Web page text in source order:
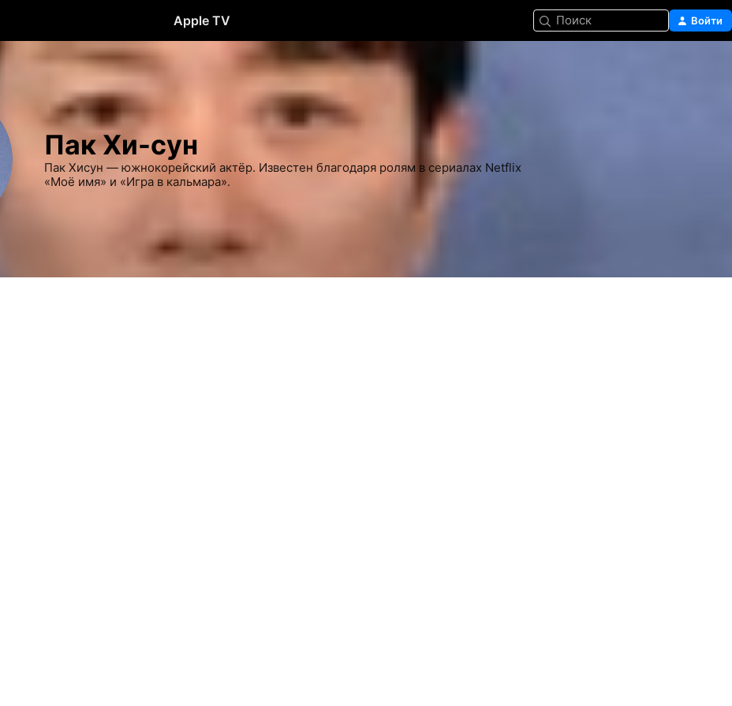
Apple TV Поиск Войти
Пак Хи-сун
Пак Хисун — южнокорейский актёр. Известен благодаря ролям в сериалах Netflix
«Моё имя» и «Игра в кальмара».